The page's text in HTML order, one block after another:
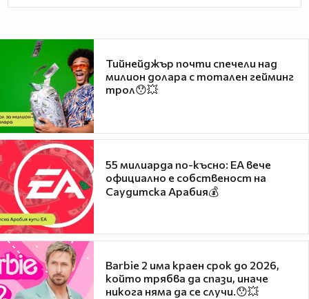
Тийнейджър почти спечели над
милион долара с тотален гейминг
трол😯💥
55 милиарда по-късно: EA вече
официално е собственост на
Саудитска Арабия💰
Barbie 2 има краен срок до 2026,
който трябва да спази, иначе
никога няма да се случи.😯💥